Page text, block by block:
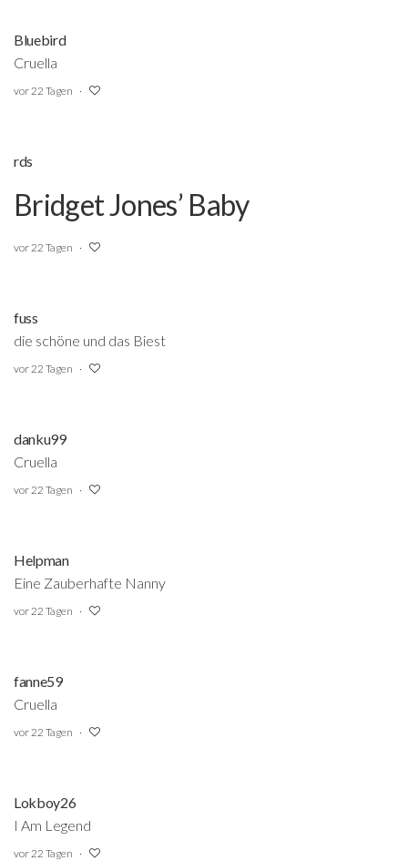
Bluebird
Cruella
vor 22 Tagen
rds
Bridget Jones’ Baby
vor 22 Tagen
fuss
die schöne und das Biest
vor 22 Tagen
danku99
Cruella
vor 22 Tagen
Helpman
Eine Zauberhafte Nanny
vor 22 Tagen
fanne59
Cruella
vor 22 Tagen
Lokboy26
I Am Legend
vor 22 Tagen